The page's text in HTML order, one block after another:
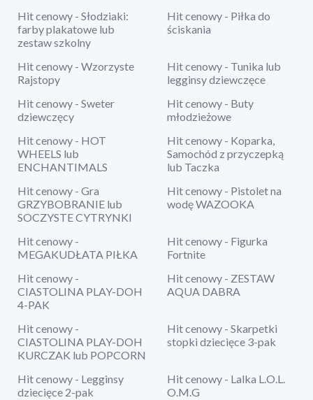
Hit cenowy - Słodziaki:
farby plakatowe lub
zestaw szkolny
Hit cenowy - Piłka do
ściskania
Hit cenowy - Wzorzyste
Rajstopy
Hit cenowy - Tunika lub
legginsy dziewczęce
Hit cenowy - Sweter
dziewczęcy
Hit cenowy - Buty
młodzieżowe
Hit cenowy - HOT
WHEELS lub
ENCHANTIMALS
Hit cenowy - Koparka,
Samochód z przyczepką
lub Taczka
Hit cenowy - Gra
GRZYBOBRANIE lub
SOCZYSTE CYTRYNKI
Hit cenowy - Pistolet na
wodę WAZOOKA
Hit cenowy -
MEGAKUDŁATA PIŁKA
Hit cenowy - Figurka
Fortnite
Hit cenowy -
CIASTOLINA PLAY-DOH
4-PAK
Hit cenowy - ZESTAW
AQUA DABRA
Hit cenowy -
CIASTOLINA PLAY-DOH
KURCZAK lub POPCORN
Hit cenowy - Skarpetki
stopki dziecięce 3-pak
Hit cenowy - Legginsy
dziecięce 2-pak
Hit cenowy - Lalka L.O.L.
O.M.G